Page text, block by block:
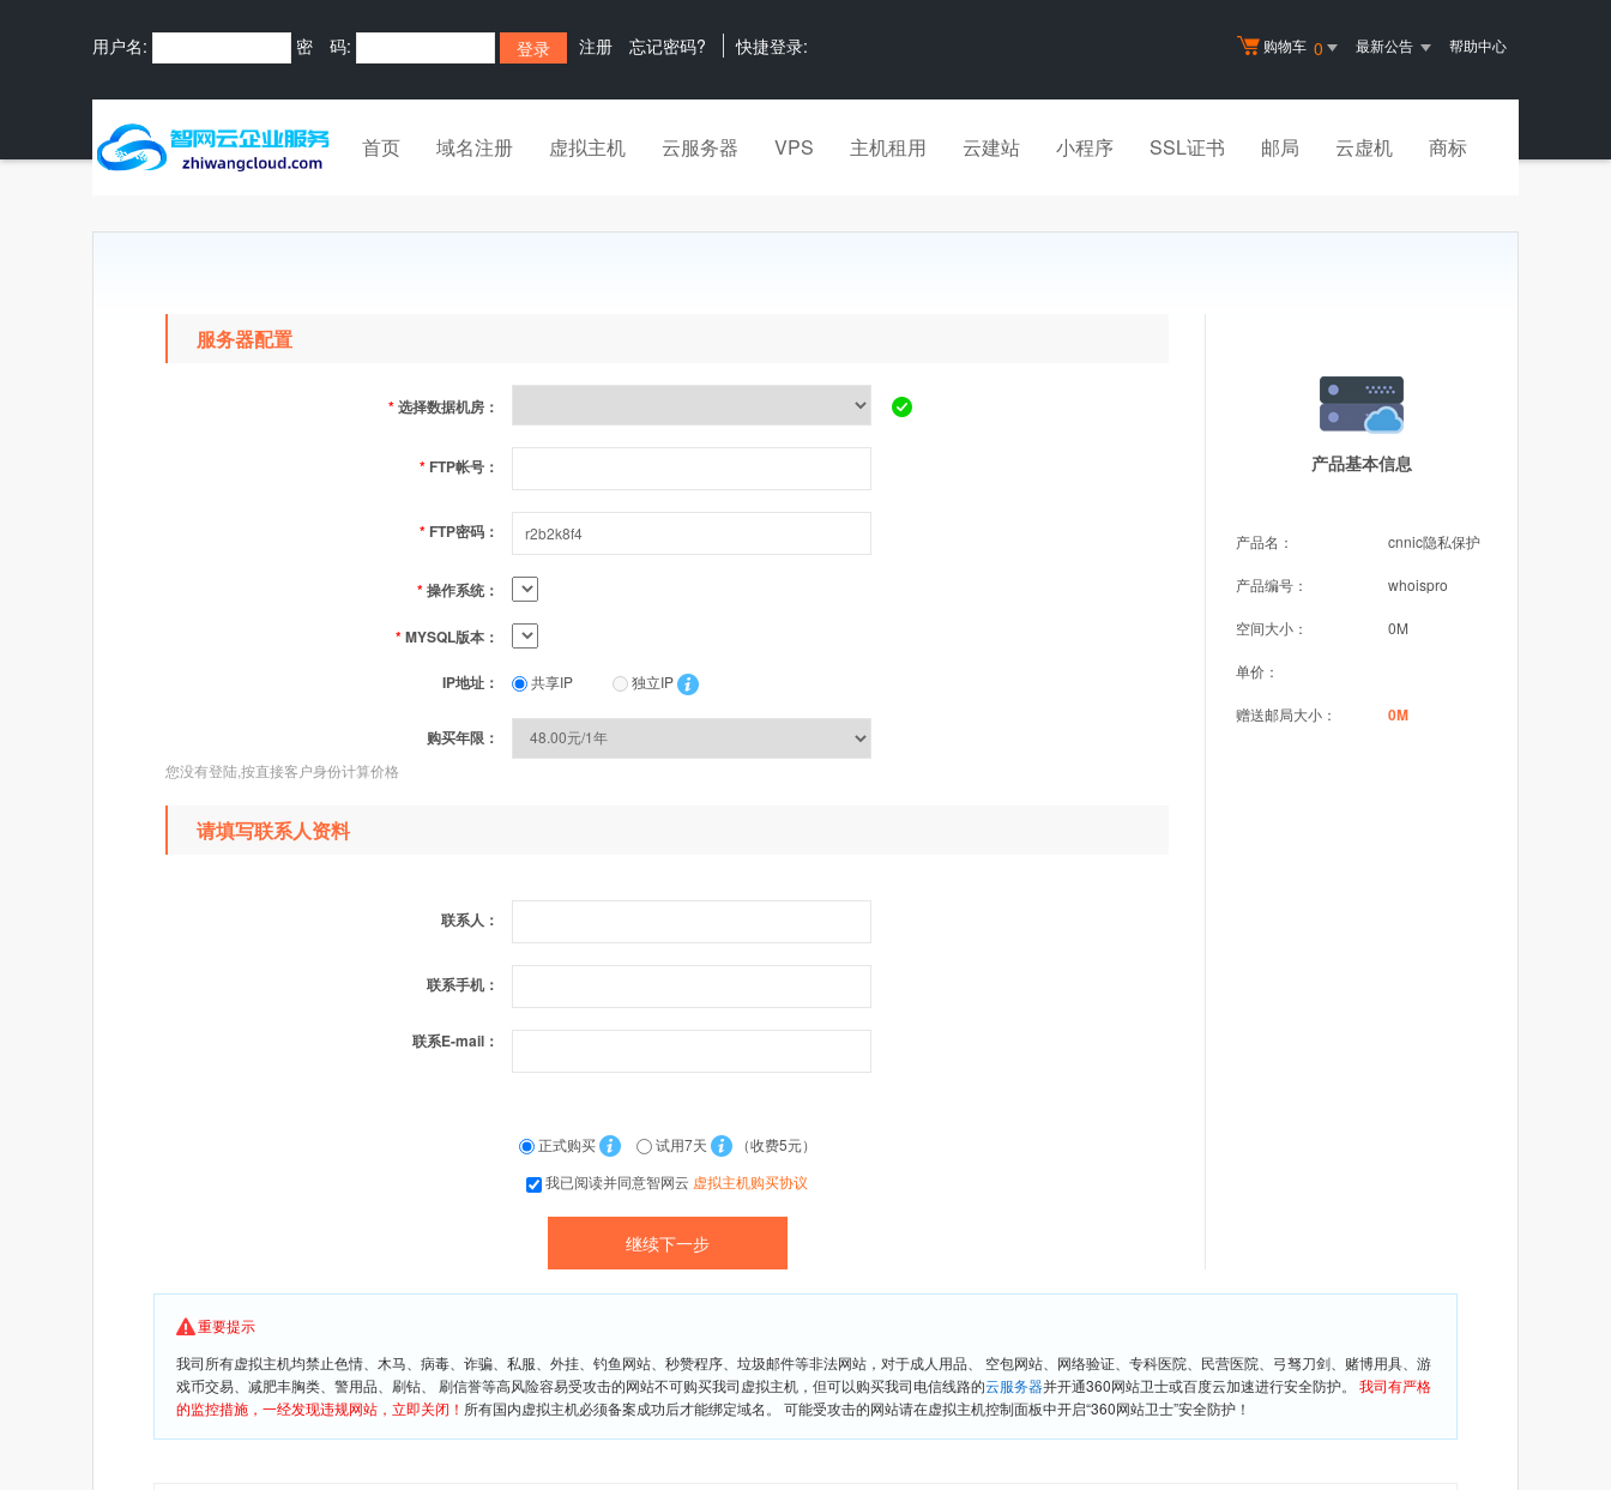
购物车 0 最新公告 帮助中心
用户名: 密 码: 注册 忘记密码? 快捷登录:
首页 域名注册 虚拟主机 云服务器 VPS 主机租用 云建站 小程序 SSL证书 邮局 云虚机 商标
产品基本信息
产品名： cnnic隐私保护
产品编号： whoispro
空间大小： 0M
单价：
赠送邮局大小： 0M
服务器配置
*选择数据机房：
* FTP帐号：
* FTP密码：
*操作系统：
*MYSQL版本：
IP地址： 共享IP 独立IP
购买年限：
您没有登陆,按直接客户身份计算价格
请填写联系人资料
联系人：
联系手机：
联系E-mail：
正式购买 试用7天
（收费5元）
我已阅读并同意智网云 虚拟主机购买协议
重要提示
我司所有虚拟主机均禁止色情、木马、病毒、诈骗、私服、外挂、钓鱼网站、秒赞程序、垃圾邮件等非法网站，对于成人用品、 空包网站、网络验证、专科医院、民营医院、弓驽刀剑、赌博用具、游
戏币交易、减肥丰胸类、警用品、刷钻、 刷信誉等高风险容易受攻击的网站不可购买我司虚拟主机，但可以购买我司电信线路的云服务器并开通360网站卫士或百度云加速进行安全防护。 我司有严格
的监控措施，一经发现违规网站，立即关闭！ 所有国内虚拟主机必须备案成功后才能绑定域名。 可能受攻击的网站请在虚拟主机控制面板中开启“360网站卫士”安全防护！